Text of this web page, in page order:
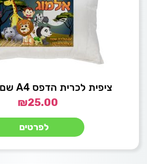
ציפית לכרית הדפס A4 שם חיות לילה
₪25.00
לפרטים